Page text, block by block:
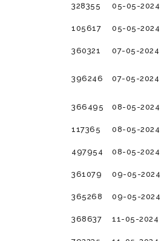
328355 05-05-2024
105617 05-05-2024
360321 07-05-2024
396246 07-05-2024
366495 08-05-2024
117365 08-05-2024
497954 08-05-2024
361079 09-05-2024
365268 09-05-2024
368637 11-05-2024